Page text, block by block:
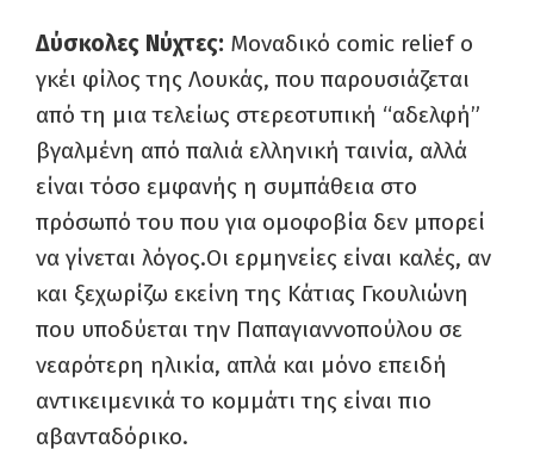
Δύσκολες Νύχτες: Μοναδικό comic relief ο
γκέι φίλος της Λουκάς, που παρουσιάζεται
από τη μια τελείως στερεοτυπική “αδελφή”
βγαλμένη από παλιά ελληνική ταινία, αλλά
είναι τόσο εμφανής η συμπάθεια στο
πρόσωπό του που για ομοφοβία δεν μπορεί
να γίνεται λόγος.Οι ερμηνείες είναι καλές, αν
και ξεχωρίζω εκείνη της Κάτιας Γκουλιώνη
που υποδύεται την Παπαγιαννοπούλου σε
νεαρότερη ηλικία, απλά και μόνο επειδή
αντικειμενικά το κομμάτι της είναι πιο
αβανταδόρικο.